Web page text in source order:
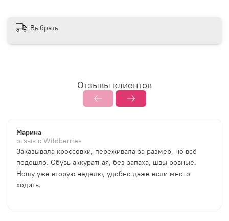
Выбрать
Отзывы клиентов
Марина
отзыв с Wildberries
Заказывала кроссовки, переживала за размер, но всё
подошло. Обувь аккуратная, без запаха, швы ровные.
Ношу уже вторую неделю, удобно даже если много
ходить.